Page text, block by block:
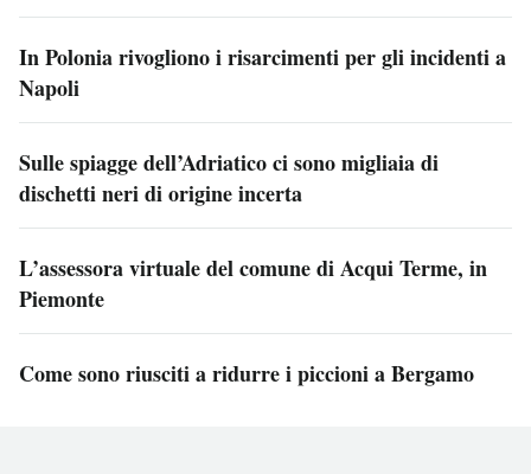
In Polonia rivogliono i risarcimenti per gli incidenti a
Napoli
Sulle spiagge dell’Adriatico ci sono migliaia di
dischetti neri di origine incerta
L’assessora virtuale del comune di Acqui Terme, in
Piemonte
Come sono riusciti a ridurre i piccioni a Bergamo